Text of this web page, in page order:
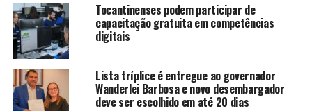
Tocantinenses podem participar de
capacitação gratuita em competências
digitais
Lista tríplice é entregue ao governador
Wanderlei Barbosa e novo desembargador
deve ser escolhido em até 20 dias